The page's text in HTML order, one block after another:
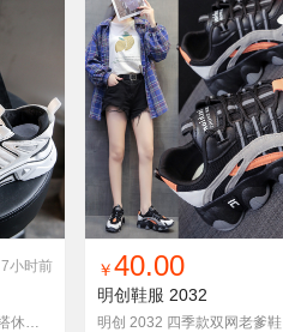
收藏
7小时前
【主推联系 量大优惠】春季百搭休闲运动老爹鞋
找同款 加入铺货单
￥40.00
明创鞋服 2032
明创 2032 四季款双网老爹鞋